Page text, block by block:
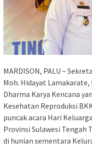
MARDISON, PALU –
Moh. Hidayat
Dharma Karya Kencana
Kesehatan Reproduksi
puncak acara Hari
Provinsi Sulawesi Tengah
di hunian sementara